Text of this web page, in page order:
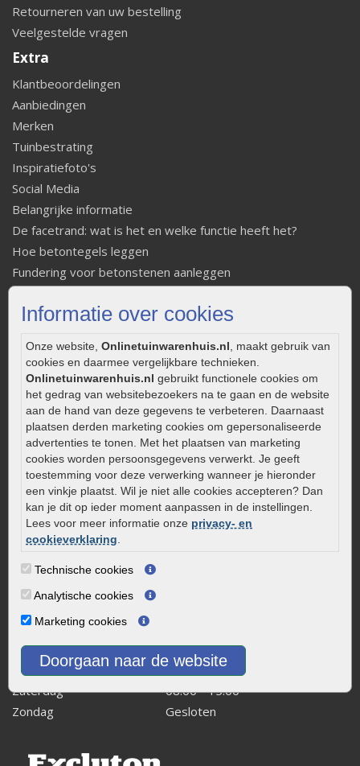
Informatie over cookies
Onze website, Onlinetuinwarenhuis.nl , maakt gebruik van
cookies en daarmee vergelijkbare technieken.
Onlinetuinwarenhuis.nl gebruikt functionele cookies om
het gedrag van websitebezoekers na te gaan en de website
aan de hand van deze gegevens te verbeteren. Daarnaast
plaatsen derden marketing cookies om gepersonaliseerde
advertenties te tonen. Met het plaatsen van marketing
cookies worden persoonsgegevens verwerkt. Je geeft
toestemming voor deze verwerking wanneer je hieronder
een vinkje plaatst. Wil je niet alle cookies accepteren? Dan
kan je dit op ieder moment aanpassen in de instellingen.
Lees voor meer informatie onze privacy- en
cookieverklaring
Technische cookies
Analytische cookies
Marketing cookies
Doorgaan naar de website
Retourneren van uw bestelling
Veelgestelde vragen
Extra
Klantbeoordelingen
Aanbiedingen
Merken
Tuinbestrating
Inspiratiefoto's
Social Media
Belangrijke informatie
De facetrand: wat is het en welke functie heeft het?
Hoe betontegels leggen
Fundering voor betonstenen aanleggen
Strakke tuin inrichten
Onderhoud van gebakken bestrating
Aanlegtips voor gebakken bestrating
Zelf een terras aanleggen
Kleine stadstuin inrichten
0320 – 219170
Kaapstanderweg 41
8243 RB Lelystad
info@onlinetuinwarenhuis.nl
Routebeschrijving
Openingstijden
Maandag
Dinsdag
Woensdag
Donderdag
08:00 - 17:00
Vrijdag
08:00 - 17:00
Zaterdag
08:00 - 15.00
Zondag
Gesloten